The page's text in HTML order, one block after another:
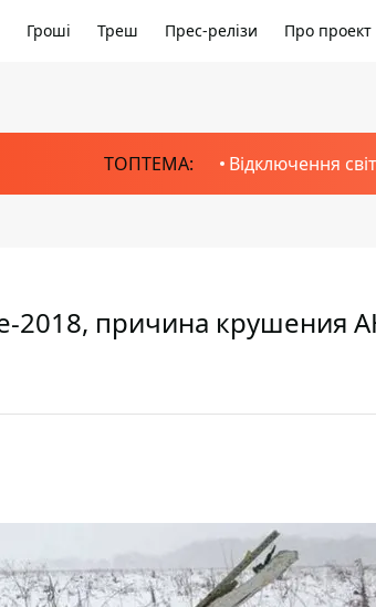
Гроші Треш Прес-релізи Про проект
ТОПТЕМА: Відключення
причина крушения